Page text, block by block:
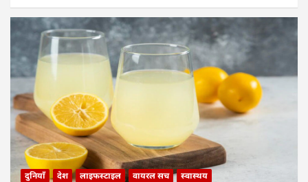
दुनियाँ देश लाइफस्टाइल वायरल सच स्वास्थय